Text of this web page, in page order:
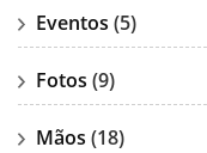
Eventos (5)
Fotos (9)
Mãos (18)